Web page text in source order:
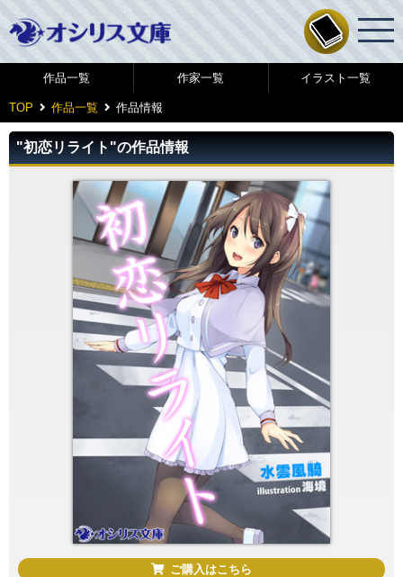
作品一覧 作家一覧 イラスト一覧
TOP 作品一覧 作品情報
"初恋リライト"の作品情報
ご購入はこちら